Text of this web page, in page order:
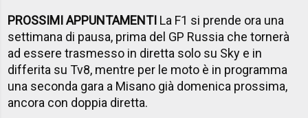
PROSSIMI APPUNTAMENTI La F1 si prende ora una
settimana di pausa, prima del GP Russia che tornerà
ad essere trasmesso in diretta solo su Sky e in
differita su Tv8, mentre per le moto è in programma
una seconda gara a Misano già domenica prossima,
ancora con doppia diretta.